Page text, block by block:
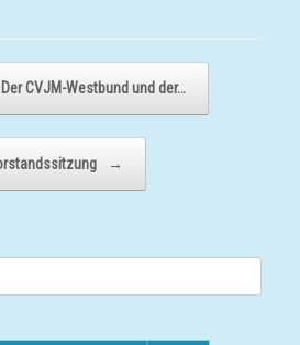
CVJM-Westbund und der…
→